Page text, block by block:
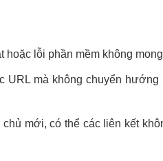
hoặc lỗi phần mềm không
URL mà không chuyển
mới, có thể các liên kết